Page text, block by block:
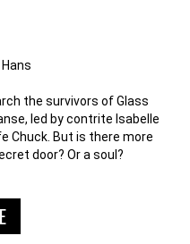
the survivors of Glass
led by contrite Isabelle
Chuck. But is there more
door? Or a soul?